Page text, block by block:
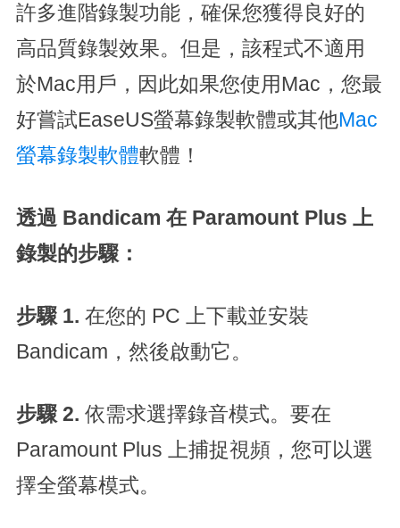
許多進階錄製功能，確保您獲得良好的
高品質錄製效果。但是，該程式不適用
於Mac用戶，因此如果您使用Mac，您最
好嘗試EaseUS螢幕錄製軟體或其他Mac
螢幕錄製軟體軟體！
透過 Bandicam 在 Paramount Plus 上
錄製的步驟：
步驟 1. 在您的 PC 上下載並安裝
Bandicam，然後啟動它。
步驟 2. 依需求選擇錄音模式。要在
Paramount Plus 上捕捉視頻，您可以選
擇全螢幕模式。